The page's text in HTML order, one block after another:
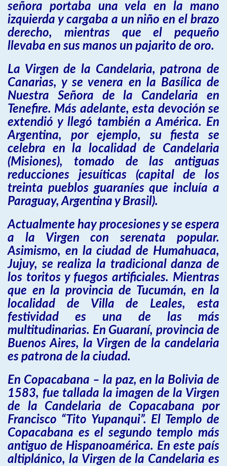
señora portaba una vela en la mano
izquierda y cargaba a un niño en el brazo
derecho, mientras que el pequeño
llevaba en sus manos un pajarito de oro.
La Virgen de la Candelaria, patrona de
Canarias, y se venera en la Basílica de
Nuestra Señora de la Candelaria en
Tenefire. Más adelante, esta devoción se
extendió y llegó también a América. En
Argentina, por ejemplo, su fiesta se
celebra en la localidad de Candelaria
(Misiones), tomado de las antiguas
reducciones jesuíticas (capital de los
treinta pueblos guaraníes que incluía a
Paraguay, Argentina y Brasil).
Actualmente hay procesiones y se espera
a la Virgen con serenata popular.
Asimismo, en la ciudad de Humahuaca,
Jujuy, se realiza la tradicional danza de
los toritos y fuegos artificiales. Mientras
que en la provincia de Tucumán, en la
localidad de Villa de Leales, esta
festividad es una de las más
multitudinarias. En Guaraní, provincia de
Buenos Aires, la Virgen de la candelaria
es patrona de la ciudad.
En Copacabana – la paz, en la Bolivia de
1583, fue tallada la imagen de la Virgen
de la Candelaria de Copacabana por
Francisco “Tito Yupanqui”. El Templo de
Copacabana es el segundo templo más
antiguo de Hispanoamérica. En este país
altiplánico, la Virgen de la Candelaria es